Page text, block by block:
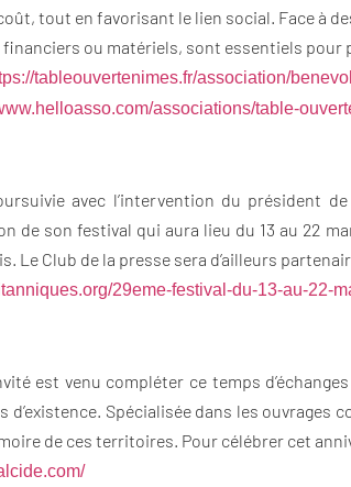
tout en favorisant le lien social. Face à
financiers ou matériels, sont essentiels pour
tableouvertenimes.fr/association/
associations/table-
avec l’intervention du président de
de son festival qui aura lieu du 13 au 22
Le Club de la presse sera d’ailleurs
29eme-festival-du-13-au-22-
est venu compléter ce temps
d’existence. Spécialisée dans les
de ces territoires. Pour célébrer cet